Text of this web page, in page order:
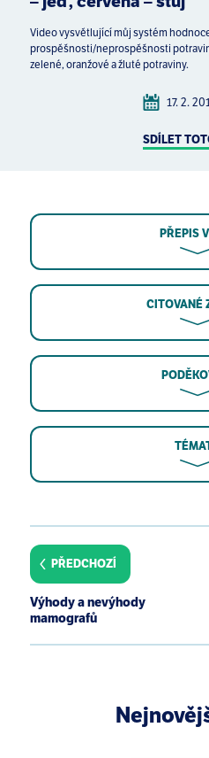
Video vysvětlující můj systém
prospěšnosti/neprospěšnosti
zelené, oranžové a žluté potraviny.
17. 2.
SDÍLET
PŘEPIS
CITOVANÉ
PŘEDCHOZÍ
Výhody a nevýhody
mamografů